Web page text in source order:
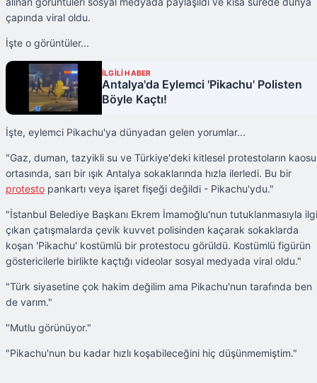
çapında viral oldu.
İşte o görüntüler...
İLGİLİ HABER
Antalya'da Eylemci 'Pikachu' Polisten
Böyle Kaçtı!
İşte, eylemci Pikachu'ya dünyadan gelen yorumlar...
"Gaz, duman, tazyikli su ve Türkiye'deki kitlesel protestoların kaosu
ortasında, sarı bir ışık Antalya sokaklarında hızla ilerledi. Bu bir
protesto pankartı veya işaret fişeği değildi - Pikachu'ydu."
"İstanbul Belediye Başkanı Ekrem İmamoğlu'nun tutuklanmasıyla
çıkan çatışmalarda çevik kuvvet polisinden kaçarak sokaklarda
koşan 'Pikachu' kostümlü bir protestocu görüldü. Kostümlü figürün
göstericilerle birlikte kaçtığı videolar sosyal medyada viral oldu."
"Türk siyasetine çok hakim değilim ama Pikachu'nun tarafında ben
de varım."
"Mutlu görünüyor."
"Pikachu'nun bu kadar hızlı koşabileceğini hiç düşünmemiştim."